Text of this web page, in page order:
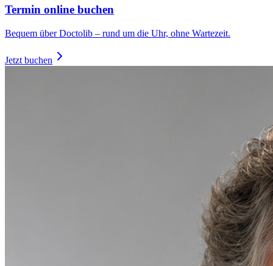
Termin online buchen
Bequem über Doctolib – rund um die Uhr, ohne Wartezeit.
Jetzt buchen